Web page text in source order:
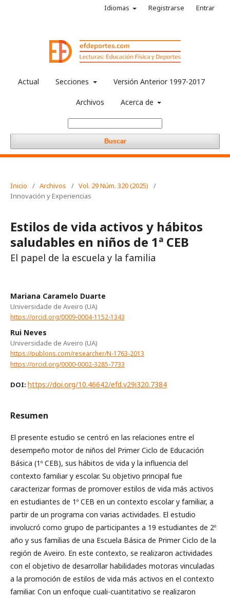
Actual Secciones Versión Anterior 1997-2017
Archivos Acerca de
Buscar
Idiomas Registrarse Entrar
Inicio / Archivos / Vol. 29 Núm. 320 (2025)
/
Innovación y Experiencias
Estilos de vida activos y hábitos
saludables en niños de 1ª CEB
El papel de la escuela y la familia
Mariana Caramelo Duarte
Universidade de Aveiro (UA)
https://orcid.org/0009-0004-1152-1343
Rui Neves
Universidade de Aveiro (UA)
https://publons.com/researcher/N-1763-2013
https://orcid.org/0000-0002-3285-7733
DOI: https://doi.org/10.46642/efd.v29i320.7384
Resumen
El presente estudio se centró en las relaciones entre el
desempeño motor de niños del Primer Ciclo de Educación
Básica (1º CEB), sus hábitos de vida y la influencia del
contexto familiar y escolar. Su objetivo principal fue
caracterizar formas de promover estilos de vida más activos
en estudiantes de 1º CEB en un contexto escolar y familiar, a
partir de un programa con varias actividades. El estudio
involucró como grupo de participantes a 19 estudiantes de 2º
año y sus familias de una Escuela Básica de Primer Ciclo de la
región de Aveiro. En este contexto, se realizaron actividades
con el objetivo de desarrollar habilidades motoras vinculadas
a la promoción de estilos de vida más activos en el contexto
familiar. Con un enfoque cuali-cuantitativo se realizaron